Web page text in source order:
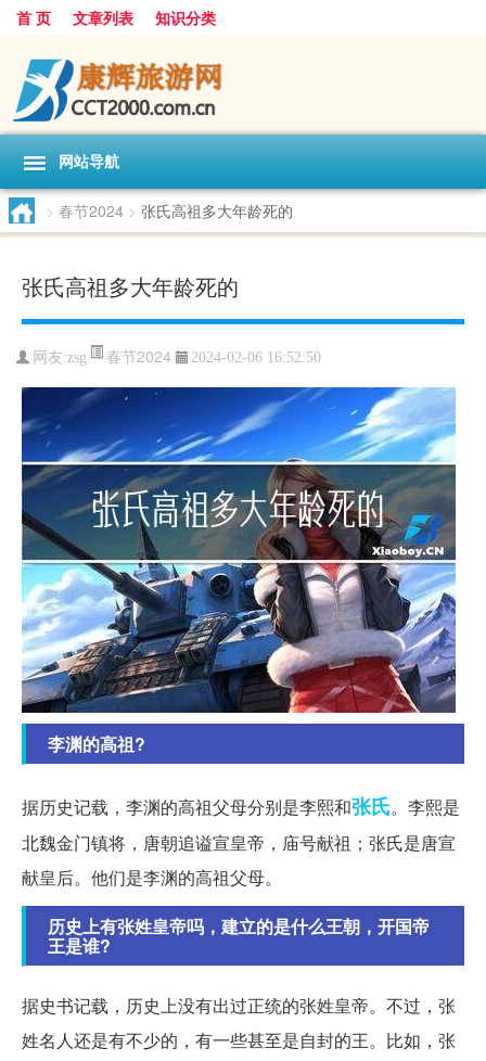
首 页 文章列表 知识分类
网站导航
> 春节2024 > 张氏高祖多大年龄死的
张氏高祖多大年龄死的
网友:zsg 春节2024 2024-02-06 16:52:50
李渊的高祖?
据历史记载，李渊的高祖父母分别是李熙和张氏。李熙是
北魏金门镇将，唐朝追谥宣皇帝，庙号献祖；张氏是唐宣
献皇后。他们是李渊的高祖父母。
历史上有张姓皇帝吗，建立的是什么王朝，开国帝
王是谁?
据史书记载，历史上没有出过正统的张姓皇帝。不过，张
姓名人还是有不少的，有一些甚至是自封的王。比如，张